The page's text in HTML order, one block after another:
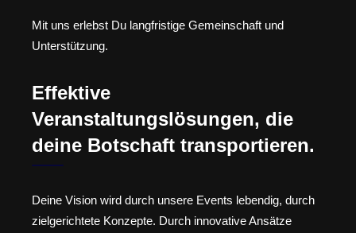
Mit uns erlebst Du langfristige Gemeinschaft und
Unterstützung.
Effektive
Veranstaltungslösungen, die
deine Botschaft transportieren.
Deine Vision wird durch unsere Events lebendig, durch
zielgerichtete Konzepte. Durch innovative Ansätze